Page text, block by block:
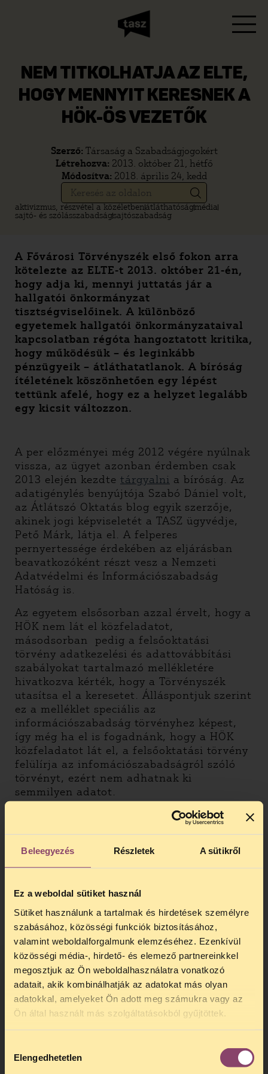
Beleegyezés Részletek A sütikről
Ez a weboldal sütiket használ
Sütiket használunk a tartalmak és hirdetések személyre
szabásához, közösségi funkciók biztosításához,
valamint weboldalforgalmunk elemzéséhez. Ezenkívül
közösségi média-, hirdető- és elemező partnereinkkel
megosztjuk az Ön weboldalhasználatra vonatkozó
adatait, akik kombinálhatják az adatokat más olyan
adatokkal, amelyeket Ön adott meg számukra vagy az
Ön által használt más szolgáltatásokból gyűjtöttek.
kiválasztása
Elengedhetetlen
NEM TITKOLHATJA AZ ELTE,
HOGY MENNYIT KERESNEK A
HÖK-ÖS VEZETŐK
Szerző: Társaság a Szabadságjogokért
Létrehozva: 2013. október 21, hétfő
Módosítva: 2018. április 24, kedd
aktivizmus, részvétel a közéletbenátláthatóságmédia
sajtó- és szólásszabadságsajtószabadság
A Fővárosi Törvényszék első fokon arra
kötelezte az ELTE-t 2013. október 21-én,
hogy adja ki, mennyi juttatás jár a
hallgatói önkormányzat
tisztségviselőinek. A különböző
egyetemek hallgatói önkormányzataival
kapcsolatban régóta hangoztatott kritika,
hogy működésük – és leginkább
pénzügyeik – átláthatatlanok. A bíróság
ítéletének köszönhetően egy lépést
tettünk afelé, hogy ez a helyzet legalább
egy kicsit változzon.
A per előzményei még 2012 végére nyúlnak
vissza, az ügyet azonban érdemben csak
2013 elején kezdte tárgyalni a bíróság. Az
adatigénylés benyújtója Szabó Dániel volt,
az Átlátszó Oktatás blog egyik szerzője,
akinek jogi képviseletét a TASZ ügyvédje,
Pető Márk, látja el. A felperes
pernyertessége érdekében az eljárásban
beavatkozóként részt vesz a Nemzeti
Adatvédelmi és Információszabadság
Hatóság is.
Az egyetem elsősorban azzal érvelt, hogy a
HÖK nem lát el közfeladatot,
másodsorban pedig a felsőoktatási
törvény adatkezelési és adattovábbítási
szabályokat tartalmazó mellékletére
hivatkozva kérték, hogy a Törvényszék
utasítsa el a keresetet. Álláspontjuk szerint
ez a melléklet speciális az
információszabadság törvényhez képest,
így még ha el is fogadnánk, hogy a HÖK
közfeladatot lát el, a felsőoktatási törvény
felülírja az infomációszabadságról szóló
törvényt, ezért nem adhatnak ki
semmilyen adatot.
A szóbeli ítélet azonban megállapítja, hogy
az ELTE perbeli védekezése ellenére a
működése közpénzből biztosított és így a
tisztségviselőknek járó juttatások
minősülnek. A TASZ álláspontja szerint ez
volt az egyetlen jogilag alátámasztható
következtetés, akárcsak azállami cégek
vezetőinek fizetéseesetében.
Többek között a HÖK elnöke, az
elnökhelyettesek, a kari lap (Jurátus)
főszerkesztője egyértelműen munkát végez,
a tisztsége betöltésével összefüggésben
fizetést kap, akármilyen ösztöndíjnak,
juttatásnak nevezzük is azt. Márpedig ezt
titkolható ennek összege sem.
TELEFONOS JOGSEGÉLY
SZÜNET!
hogytelefonos jogsegélyünk július 27 és